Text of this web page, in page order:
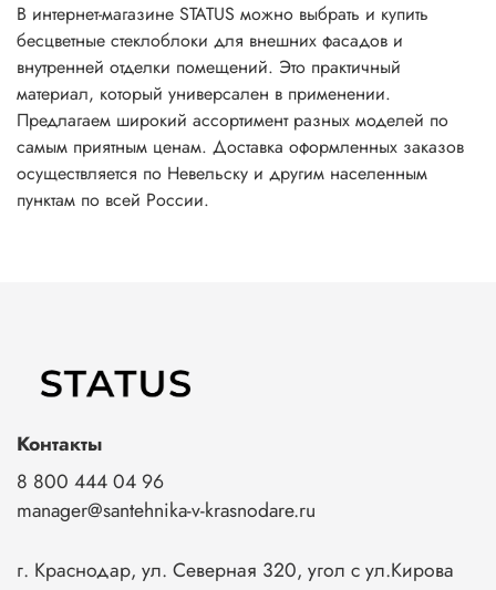
В интернет-магазине STATUS можно выбрать и купить
бесцветные стеклоблоки для внешних фасадов и
внутренней отделки помещений. Это практичный
материал, который универсален в применении.
Предлагаем широкий ассортимент разных моделей по
самым приятным ценам. Доставка оформленных заказов
осуществляется по Невельску и другим населенным
пунктам по всей России.
Контакты
8 800 444 04 96
manager@santehnika-v-krasnodare.ru
г. Краснодар, ул. Северная 320, угол с ул.Кирова